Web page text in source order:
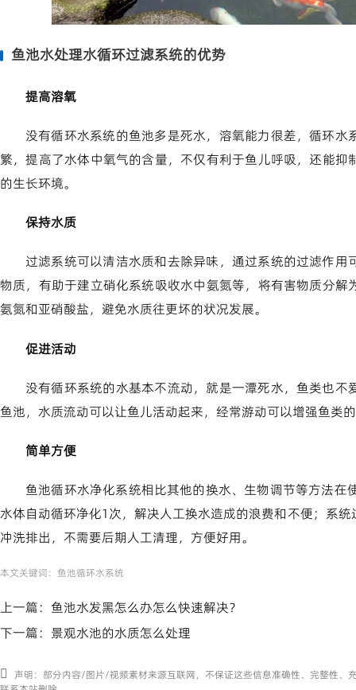
鱼池水处理水循环过滤系统的优势
提高溶氧
没有循环水系统的鱼池多是死水，溶氧能力很差，循环
繁，提高了水体中氧气的含量，不仅有利于鱼儿呼吸，还能
的生长环境。
保持水质
过滤系统可以清洁水质和去除异味，通过系统的过滤作
物质，有助于建立硝化系统吸收水中氨氮等，将有害物质分
氨氮和亚硝酸盐，避免水质往更坏的状况发展。
促进活动
没有循环系统的水基本不流动，就是一潭死水，鱼类也
鱼池，水质流动可以让鱼儿活动起来，经常游动可以增强鱼类
简单方便
鱼池循环水净化系统相比其他的换水、生物调节等方法在
水体自动循环净化1次，解决人工换水造成的浪费和不便；系
冲洗排出，不需要后期人工清理，方便好用。
本文关键词： 鱼池循环水系统
上一篇： 鱼池水发黑怎么办怎么快速解决？
下一篇： 景观水池的水质怎么处理
声明：部分内容/图片/视频素材来源互联网，不保证这些信息准确性、完整性、